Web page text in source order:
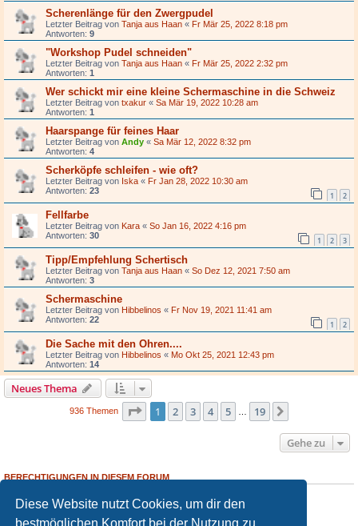
Diese Website nutzt Cookies, um dir den
bestmöglichen Komfort bei der Nutzung zu
Scherenlänge für den Zwergpudel
Letzter Beitrag von Tanja aus Haan « Fr Mär 25, 2022 8:18 pm
Antworten: 9
"Workshop Pudel schneiden"
Letzter Beitrag von Tanja aus Haan « Fr Mär 25, 2022 2:32 pm
Antworten: 1
Wer schickt mir eine kleine Schermaschine in die Schweiz
Letzter Beitrag von txakur « Sa Mär 19, 2022 10:28 am
Antworten: 1
Haarspange für feines Haar
Letzter Beitrag von Andy « Sa Mär 12, 2022 8:32 pm
Antworten: 4
Scherköpfe schleifen - wie oft?
Letzter Beitrag von Iska « Fr Jan 28, 2022 10:30 am
Antworten: 23 1 2
Fellfarbe
Letzter Beitrag von Kara « So Jan 16, 2022 4:16 pm
Antworten: 30 1 2 3
Tipp/Empfehlung Schertisch
Letzter Beitrag von Tanja aus Haan « So Dez 12, 2021 7:50 am
Antworten: 3
Schermaschine
Letzter Beitrag von Hibbelinos « Fr Nov 19, 2021 11:41 am
Antworten: 22 1 2
Die Sache mit den Ohren....
Letzter Beitrag von Hibbelinos « Mo Okt 25, 2021 12:43 pm
Antworten: 14
Neues Thema
936 Themen Seite 1von 19
1 2 3 4 5 19
Gehe zu
BERECHTIGUNGEN IN DIESEM FORUM
Du darfstkeineAntworten zu Themen in diesem Forum erstellen.